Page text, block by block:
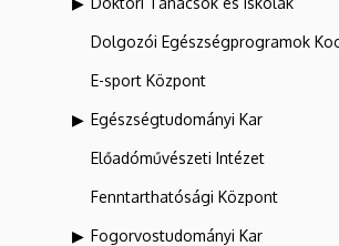
Dolgozói Egészségprogramok
E-sport Központ
Egészségtudományi Kar
Előadóművészeti Intézet
Fenntarthatósági Központ
Fogorvostudományi Kar